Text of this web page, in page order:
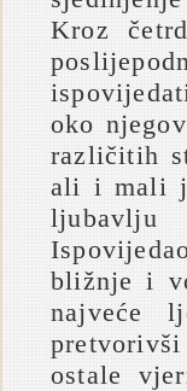
Kroz
oko
različitih
ali i mali
bližnje i
najveće
ostale